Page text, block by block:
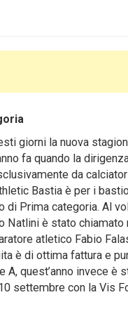
giorni la nuova
fa quando la
da
Bastia è per i
di Prima categoria. Al
Natlini è stato
atletico Fabio
è di ottima fattura e
quest’anno invece è
settembre con la Vis